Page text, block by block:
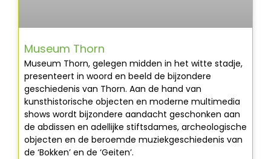
Museum Thorn
Museum Thorn, gelegen midden in het witte stadje,
presenteert in woord en beeld de bijzondere
geschiedenis van Thorn. Aan de hand van
kunsthistorische objecten en moderne multimedia
shows wordt bijzondere aandacht geschonken aan
de abdissen en adellijke stiftsdames, archeologische
objecten en de beroemde muziekgeschiedenis van
de ‘Bokken’ en de ‘Geiten’.